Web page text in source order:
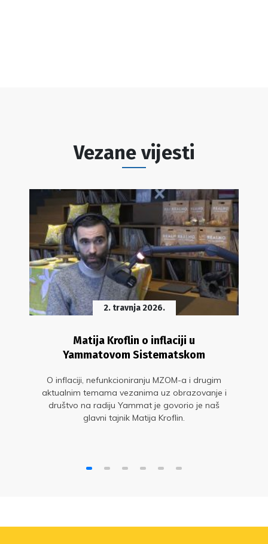
Vezane vijesti
2. travnja 2026.
Matija Kroflin o inflaciji u
Yammatovom Sistematskom
O inflaciji, nefunkcioniranju MZOM-a i drugim
aktualnim temama vezanima uz obrazovanje i
društvo na radiju Yammat je govorio je naš
glavni tajnik Matija Kroflin.